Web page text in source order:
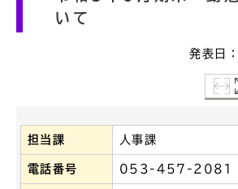
いて
発表日
担当課 人事課
電話番号 053-457-2081